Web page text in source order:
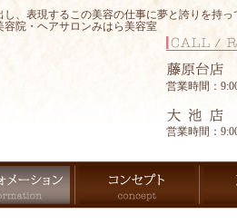
、表現するこの美容の仕事に夢と誇りを持
院・ヘアサロンみはら美容室
営業時間：
営業時間：